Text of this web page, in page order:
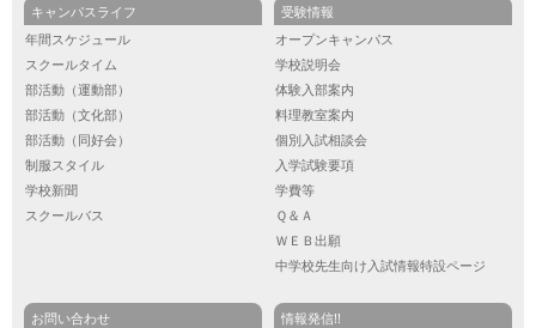
キャンパスライフ
年間スケジュール
スクールタイム
部活動（運動部）
部活動（文化部）
部活動（同好会）
制服スタイル
学校新聞
スクールバス
受験情報
オープンキャンパス
学校説明会
体験入部案内
料理教室案内
個別入試相談会
入学試験要項
学費等
Ｑ＆Ａ
ＷＥＢ出願
中学校先生向け入試情報特設ページ
お問い合わせ
情報発信!!